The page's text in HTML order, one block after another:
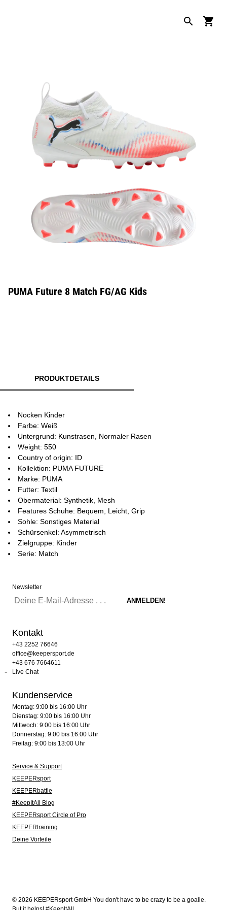
PUMA Future 8 Match FG/AG Kids
PRODUKTDETAILS
Nocken Kinder
Farbe: Weiß
Untergrund: Kunstrasen, Normaler Rasen
Weight: 550
Country of origin: ID
Kollektion: PUMA FUTURE
Marke: PUMA
Futter: Textil
Obermaterial: Synthetik, Mesh
Features Schuhe: Bequem, Leicht, Grip
Sohle: Sonstiges Material
Schürsenkel: Asymmetrisch
Zielgruppe: Kinder
Serie: Match
Newsletter
Kontakt
+43 2252 76646
office@keepersport.de
+43 676 7664611
Live Chat
Kundenservice
Montag: 9:00 bis 16:00 Uhr
Dienstag: 9:00 bis 16:00 Uhr
Mittwoch: 9:00 bis 16:00 Uhr
Donnerstag: 9:00 bis 16:00 Uhr
Freitag: 9:00 bis 13:00 Uhr
Service & Support
KEEPERsport
KEEPERbattle
#KeepItAll Blog
KEEPERsport Circle of Pro
KEEPERtraining
Deine Vorteile
© 2026 KEEPERsport GmbH You don't have to be crazy to be a goalie.